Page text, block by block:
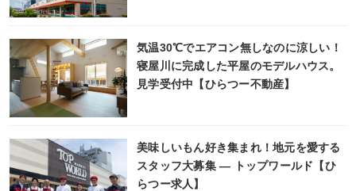
気温30℃でエアコン無しなのに涼しい！
寝屋川に完成した平屋のモデルハウス。
見学受付中【ひらつー不動産】
美味しいもん好き集まれ！地元を愛する
スタッフ大募集 ― トップワールド【ひ
らつー求人】